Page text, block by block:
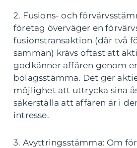
2. Fusions- och
företag överväger en
fusionstransaktion (där två
samman) krävs oftast att
godkänner affären genom
bolagsstämma. Det ger
möjlighet att uttrycka sina
säkerställa att affären är i
intresse.
3. Avyttringsstämma: Om